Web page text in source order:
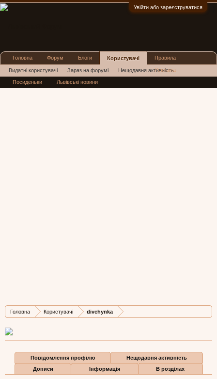
Увійти або зареєструватися
Головна Користувачі divchynka
Дописів
7
Карма
1
Бали
3
Повідомлення профілю
Нещодавня активність
Дописи
Інформація В розділах
Головна Форум Блоги Користувачі
Видатні користувачі Зараз на форумі Нещодавня активність
Нові повідомлення профілю
Правила
Реклама
Посиденьки Львівські новини